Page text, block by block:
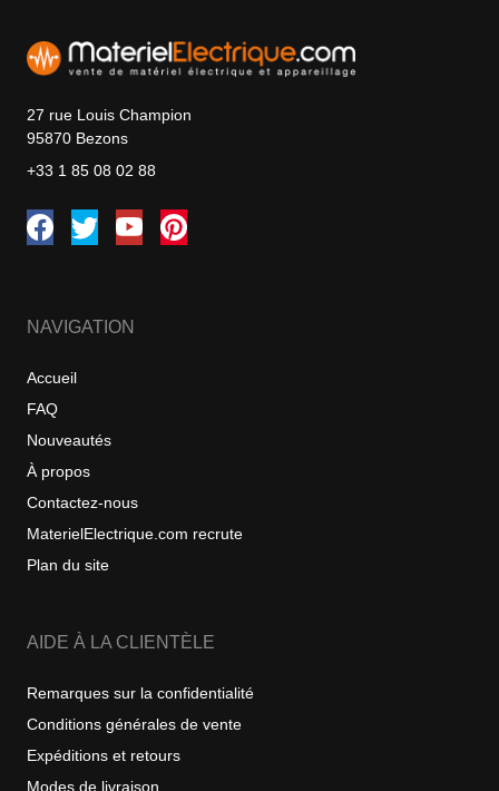
27 rue Louis Champion
95870 Bezons
+33 1 85 08 02 88
NAVIGATION
Accueil
FAQ
Nouveautés
À propos
Contactez-nous
MaterielElectrique.com recrute
Plan du site
AIDE À LA CLIENTÈLE
Remarques sur la confidentialité
Conditions générales de vente
Expéditions et retours
Modes de livraison